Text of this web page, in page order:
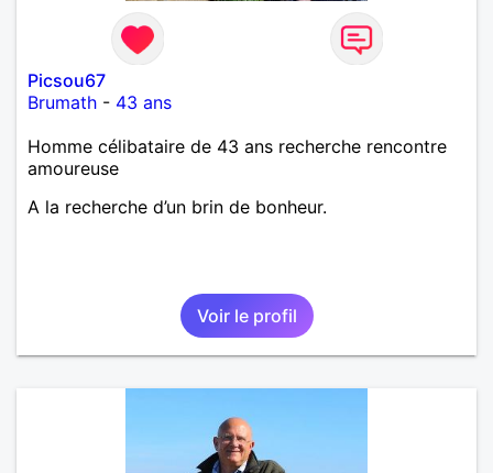
Picsou67
Brumath - 43 ans
Homme célibataire de 43 ans recherche rencontre
amoureuse
A la recherche d’un brin de bonheur.
Voir le profil